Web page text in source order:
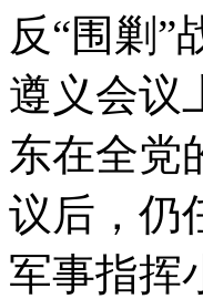
反“围剿”
遵义会议
东在全党
议后，仍
军事指挥